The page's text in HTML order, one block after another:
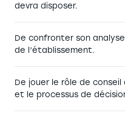
devra disposer.
De confronter son
de l’établissement.
De jouer le rôle de
et le processus de